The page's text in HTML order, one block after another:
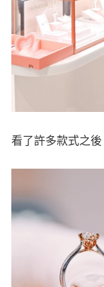
看了許多款式之